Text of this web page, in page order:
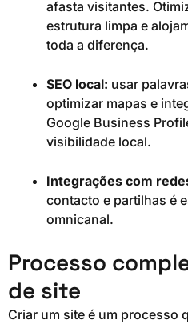
afasta visitantes.
estrutura limpa e
toda a diferença.
SEO local: usar
optimizar mapas e
Google Business
visibilidade local.
Integrações com
contacto e partilhas é
omnicanal.
Processo
de site
Criar um site é um processo